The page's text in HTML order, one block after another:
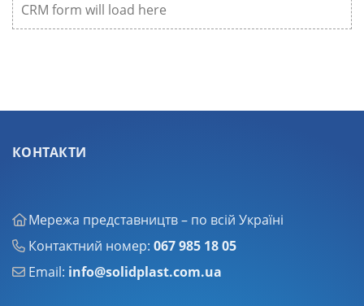
CRM form will load here
КОНТАКТИ
Мережа представництв – по всій Україні
Контактний номер: 067 985 18 05
Email: info@solidplast.com.ua